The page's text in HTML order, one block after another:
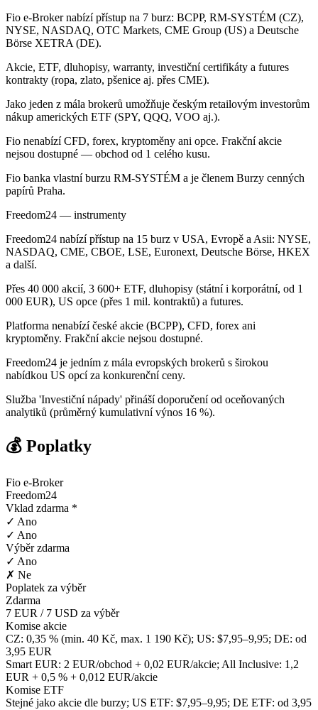
Fio e-Broker nabízí přístup na 7 burz: BCPP, RM-SYSTÉM (CZ),
NYSE, NASDAQ, OTC Markets, CME Group (US) a Deutsche
Börse XETRA (DE).
Akcie, ETF, dluhopisy, warranty, investiční certifikáty a futures
kontrakty (ropa, zlato, pšenice aj. přes CME).
Jako jeden z mála brokerů umožňuje českým retailovým investorům
nákup amerických ETF (SPY, QQQ, VOO aj.).
Fio nenabízí CFD, forex, kryptoměny ani opce. Frakční akcie
nejsou dostupné — obchod od 1 celého kusu.
Fio banka vlastní burzu RM-SYSTÉM a je členem Burzy cenných
papírů Praha.
Freedom24 — instrumenty
Freedom24 nabízí přístup na 15 burz v USA, Evropě a Asii: NYSE,
NASDAQ, CME, CBOE, LSE, Euronext, Deutsche Börse, HKEX
a další.
Přes 40 000 akcií, 3 600+ ETF, dluhopisy (státní i korporátní, od 1
000 EUR), US opce (přes 1 mil. kontraktů) a futures.
Platforma nenabízí české akcie (BCPP), CFD, forex ani
kryptoměny. Frakční akcie nejsou dostupné.
Freedom24 je jedním z mála evropských brokerů s širokou
nabídkou US opcí za konkurenční ceny.
Služba 'Investiční nápady' přináší doporučení od oceňovaných
analytiků (průměrný kumulativní výnos 16 %).
💰 Poplatky
Fio e-Broker
Freedom24
Vklad zdarma *
✓ Ano
✓ Ano
Výběr zdarma
✓ Ano
✗ Ne
Poplatek za výběr
Zdarma
7 EUR / 7 USD za výběr
Komise akcie
CZ: 0,35 % (min. 40 Kč, max. 1 190 Kč); US: $7,95–9,95; DE: od
3,95 EUR
Smart EUR: 2 EUR/obchod + 0,02 EUR/akcie; All Inclusive: 1,2
EUR + 0,5 % + 0,012 EUR/akcie
Komise ETF
Stejné jako akcie dle burzy; US ETF: $7,95–9,95; DE ETF: od 3,95